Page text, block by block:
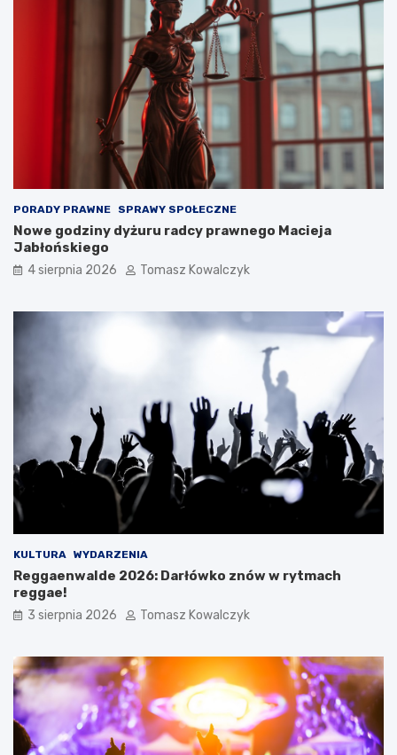
PORADY PRAWNE SPRAWY SPOŁECZNE
Nowe godziny dyżuru radcy prawnego Macieja
Jabłońskiego
4 sierpnia 2026 Tomasz Kowalczyk
KULTURA WYDARZENIA
Reggaenwalde 2026: Darłówko znów w rytmach
reggae!
3 sierpnia 2026 Tomasz Kowalczyk